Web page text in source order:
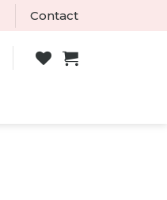
Contact